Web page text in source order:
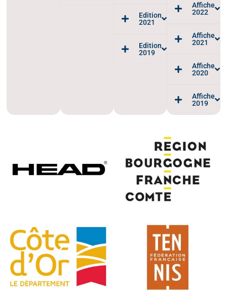
Edition
2021
Edition
2019
Affiche
2022
Affiche
2021
Affiche
2020
Affiche
2019